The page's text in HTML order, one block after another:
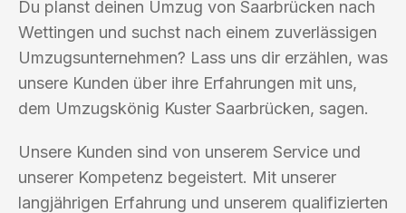
Du planst deinen Umzug von Saarbrücken nach
Wettingen und suchst nach einem zuverlässigen
Umzugsunternehmen? Lass uns dir erzählen, was
unsere Kunden über ihre Erfahrungen mit uns,
dem Umzugskönig Kuster Saarbrücken, sagen.
Unsere Kunden sind von unserem Service und
unserer Kompetenz begeistert. Mit unserer
langjährigen Erfahrung und unserem qualifizierten